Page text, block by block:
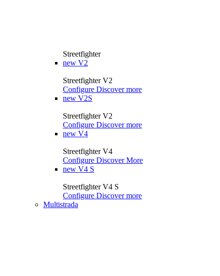
Streetfighter
new V2
Streetfighter V2
Configure Discover more
new V2S
Streetfighter V2
Configure Discover more
new V4
Streetfighter V4
Configure Discover More
new V4 S
Streetfighter V4 S
Configure Discover more
Multistrada